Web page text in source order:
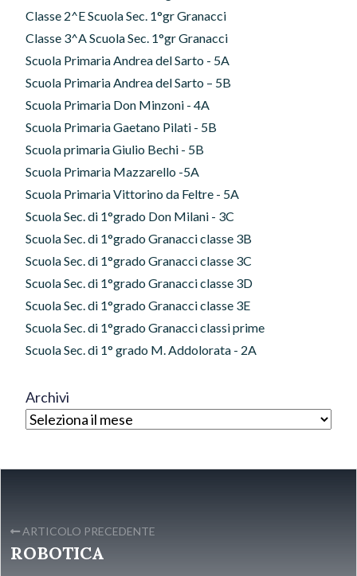
Classe 2^E Scuola Sec. 1°gr Granacci
Classe 3^A Scuola Sec. 1°gr Granacci
Scuola Primaria Andrea del Sarto - 5A
Scuola Primaria Andrea del Sarto – 5B
Scuola Primaria Don Minzoni - 4A
Scuola Primaria Gaetano Pilati - 5B
Scuola primaria Giulio Bechi - 5B
Scuola Primaria Mazzarello -5A
Scuola Primaria Vittorino da Feltre - 5A
Scuola Sec. di 1°grado Don Milani - 3C
Scuola Sec. di 1°grado Granacci classe 3B
Scuola Sec. di 1°grado Granacci classe 3C
Scuola Sec. di 1°grado Granacci classe 3D
Scuola Sec. di 1°grado Granacci classe 3E
Scuola Sec. di 1°grado Granacci classi prime
Scuola Sec. di 1° grado M. Addolorata - 2A
Archivi
ARTICOLO PRECEDENTE
ROBOTICA